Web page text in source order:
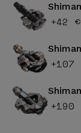
+42 €
+107
+190